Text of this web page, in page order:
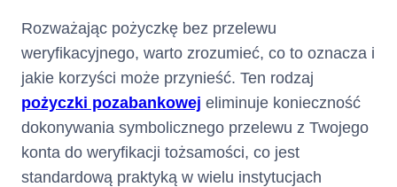
Rozważając pożyczkę bez przelewu
weryfikacyjnego, warto zrozumieć, co to oznacza i
jakie korzyści może przynieść. Ten rodzaj
pożyczki pozabankowej eliminuje konieczność
dokonywania symbolicznego przelewu z Twojego
konta do weryfikacji tożsamości, co jest
standardową praktyką w wielu instytucjach
Adres :
(siedziba)
ul. Grzybowska 87, 00-844
Warszawa
Adres do doręczeń
elektronicznych:
(wpisany do bazy adresów
AE:PL-75866-56446-VBGFB-
22